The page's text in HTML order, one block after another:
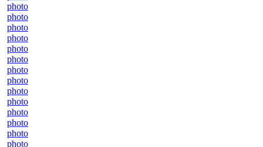
photo
photo
photo
photo
photo
photo
photo
photo
photo
photo
photo
photo
photo
photo